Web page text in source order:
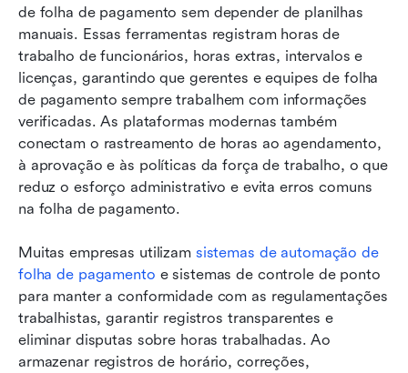
de folha de pagamento sem depender de planilhas
manuais. Essas ferramentas registram horas de
trabalho de funcionários, horas extras, intervalos e
licenças, garantindo que gerentes e equipes de folha
de pagamento sempre trabalhem com informações
verificadas. As plataformas modernas também
conectam o rastreamento de horas ao agendamento,
à aprovação e às políticas da força de trabalho, o que
reduz o esforço administrativo e evita erros comuns
na folha de pagamento.
Muitas empresas utilizam sistemas de automação de
folha de pagamento e sistemas de controle de ponto
para manter a conformidade com as regulamentações
trabalhistas, garantir registros transparentes e
eliminar disputas sobre horas trabalhadas. Ao
armazenar registros de horário, correções,